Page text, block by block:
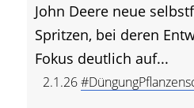
John Deere neue
Spritzen, bei deren
Fokus deutlich auf...
2.1.26